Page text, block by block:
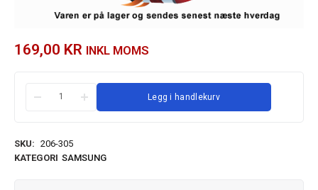
169,00 KR INKL MOMS
Legg i handlekurv
SKU: 206-305
KATEGORI SAMSUNG